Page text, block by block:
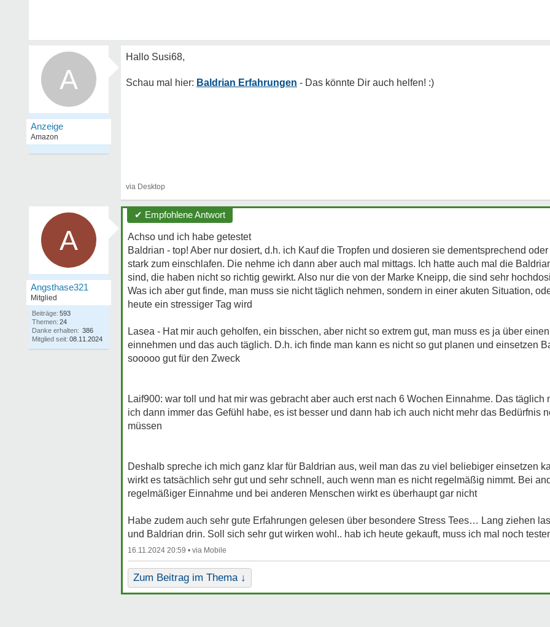
A Baldrian Erfahrungen
A
Angsthase321
Mitglied
Beiträge: 593
Themen: 24
Danke erhalten: 386
Mitglied seit: 08.11.2024
✔ Empfohlene Antwort
Achso und ich habe getestet
Baldrian - top! Aber nur dosiert, d.h. ich Kauf die Tropfen und dosieren sie dementsprechend
stark zum einschlafen. Die nehme ich dann aber auch mal mittags. Ich hatte auch mal die
sind, die haben nicht so richtig gewirkt. Also nur die von der Marke Kneipp, die sind sehr
Was ich aber gut finde, man muss sie nicht täglich nehmen, sondern in einer akuten Situation,
heute ein stressiger Tag wird
Lasea - Hat mir auch geholfen, ein bisschen, aber nicht so extrem gut, man muss es ja über
einnehmen und das auch täglich. D.h. ich finde man kann es nicht so gut planen und einsetzen
sooooo gut für den Zweck
Laif900: war toll und hat mir was gebracht aber auch erst nach 6 Wochen Einnahme. Das täglich
ich dann immer das Gefühl habe, es ist besser und dann hab ich auch nicht mehr das Bedürfnis
müssen
Deshalb spreche ich mich ganz klar für Baldrian aus, weil man das zu viel beliebiger einsetzen
wirkt es tatsächlich sehr gut und sehr schnell, auch wenn man es nicht regelmäßig nimmt. Bei
regelmäßiger Einnahme und bei anderen Menschen wirkt es überhaupt gar nicht
Habe zudem auch sehr gute Erfahrungen gelesen über besondere Stress Tees… Lang ziehen
und Baldrian drin. Soll sich sehr gut wirken wohl.. hab ich heute gekauft, muss ich mal noch
16.11.2024 20:59 •
Zum Beitrag im Thema ↓